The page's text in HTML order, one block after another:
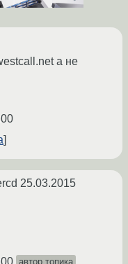
а не
25.03.2015
автор топика